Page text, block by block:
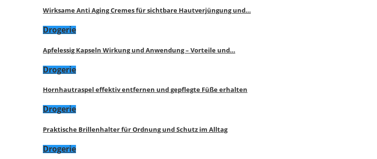
Wirksame Anti Aging Cremes für sichtbare Hautverjüngung und…
Drogerie
Apfelessig Kapseln Wirkung und Anwendung – Vorteile und…
Drogerie
Hornhautraspel effektiv entfernen und gepflegte Füße erhalten
Drogerie
Praktische Brillenhalter für Ordnung und Schutz im Alltag
Drogerie